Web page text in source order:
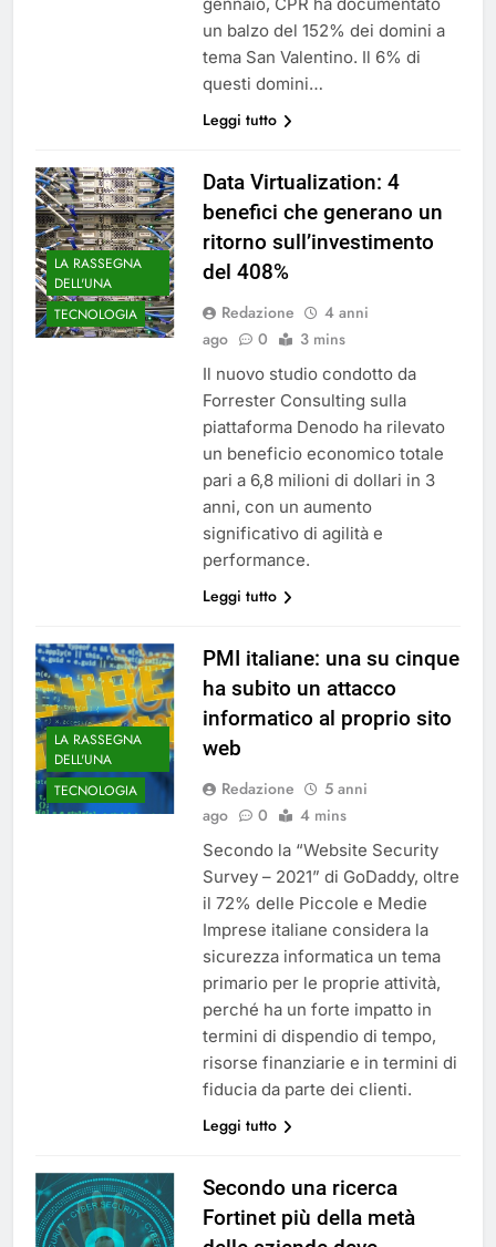
un balzo del 152% dei domini a
tema San Valentino. Il 6% di
questi domini…
Leggi tutto
LA RASSEGNA
DELL'UNA
TECNOLOGIA
Data Virtualization: 4
benefici che generano un
ritorno sull’investimento
del 408%
Redazione
4 anni
ago
0 3 mins
Il nuovo studio condotto da
Forrester Consulting sulla
piattaforma Denodo ha rilevato
un beneficio economico totale
pari a 6,8 milioni di dollari in 3
anni, con un aumento
significativo di agilità e
performance.
Leggi tutto
LA RASSEGNA
DELL'UNA
TECNOLOGIA
PMI italiane: una su cinque
ha subito un attacco
informatico al proprio sito
web
Redazione
5 anni
ago
0 4 mins
Secondo la “Website Security
Survey – 2021” di GoDaddy, oltre
il 72% delle Piccole e Medie
Imprese italiane considera la
sicurezza informatica un tema
primario per le proprie attività,
perché ha un forte impatto in
termini di dispendio di tempo,
risorse finanziarie e in termini di
fiducia da parte dei clienti.
Leggi tutto
Secondo una ricerca
Fortinet più della metà